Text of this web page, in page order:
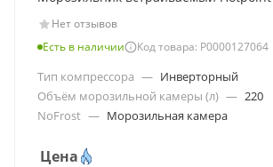
Нет отзывов
Есть в наличии
Код товара: Р0000127064
Тип компрессора — Инверторный
Объём морозильной камеры (л) — 220
NoFrost — Морозильная камера
Цена